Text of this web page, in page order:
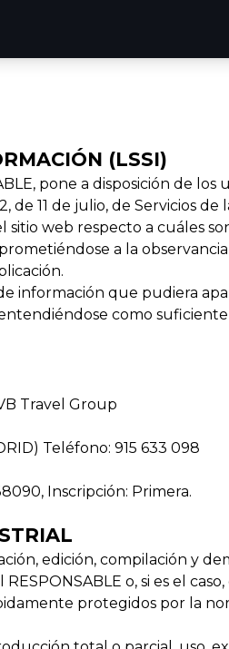
(LSSI)
pone a disposición de
11 de julio, de Servicios
sitio web respecto a cuáles
a la
información que pudiera
como
Travel Group
Teléfono: 915 633 098
Inscripción: Primera.
edición, compilación y
o, si es el
protegidos por la